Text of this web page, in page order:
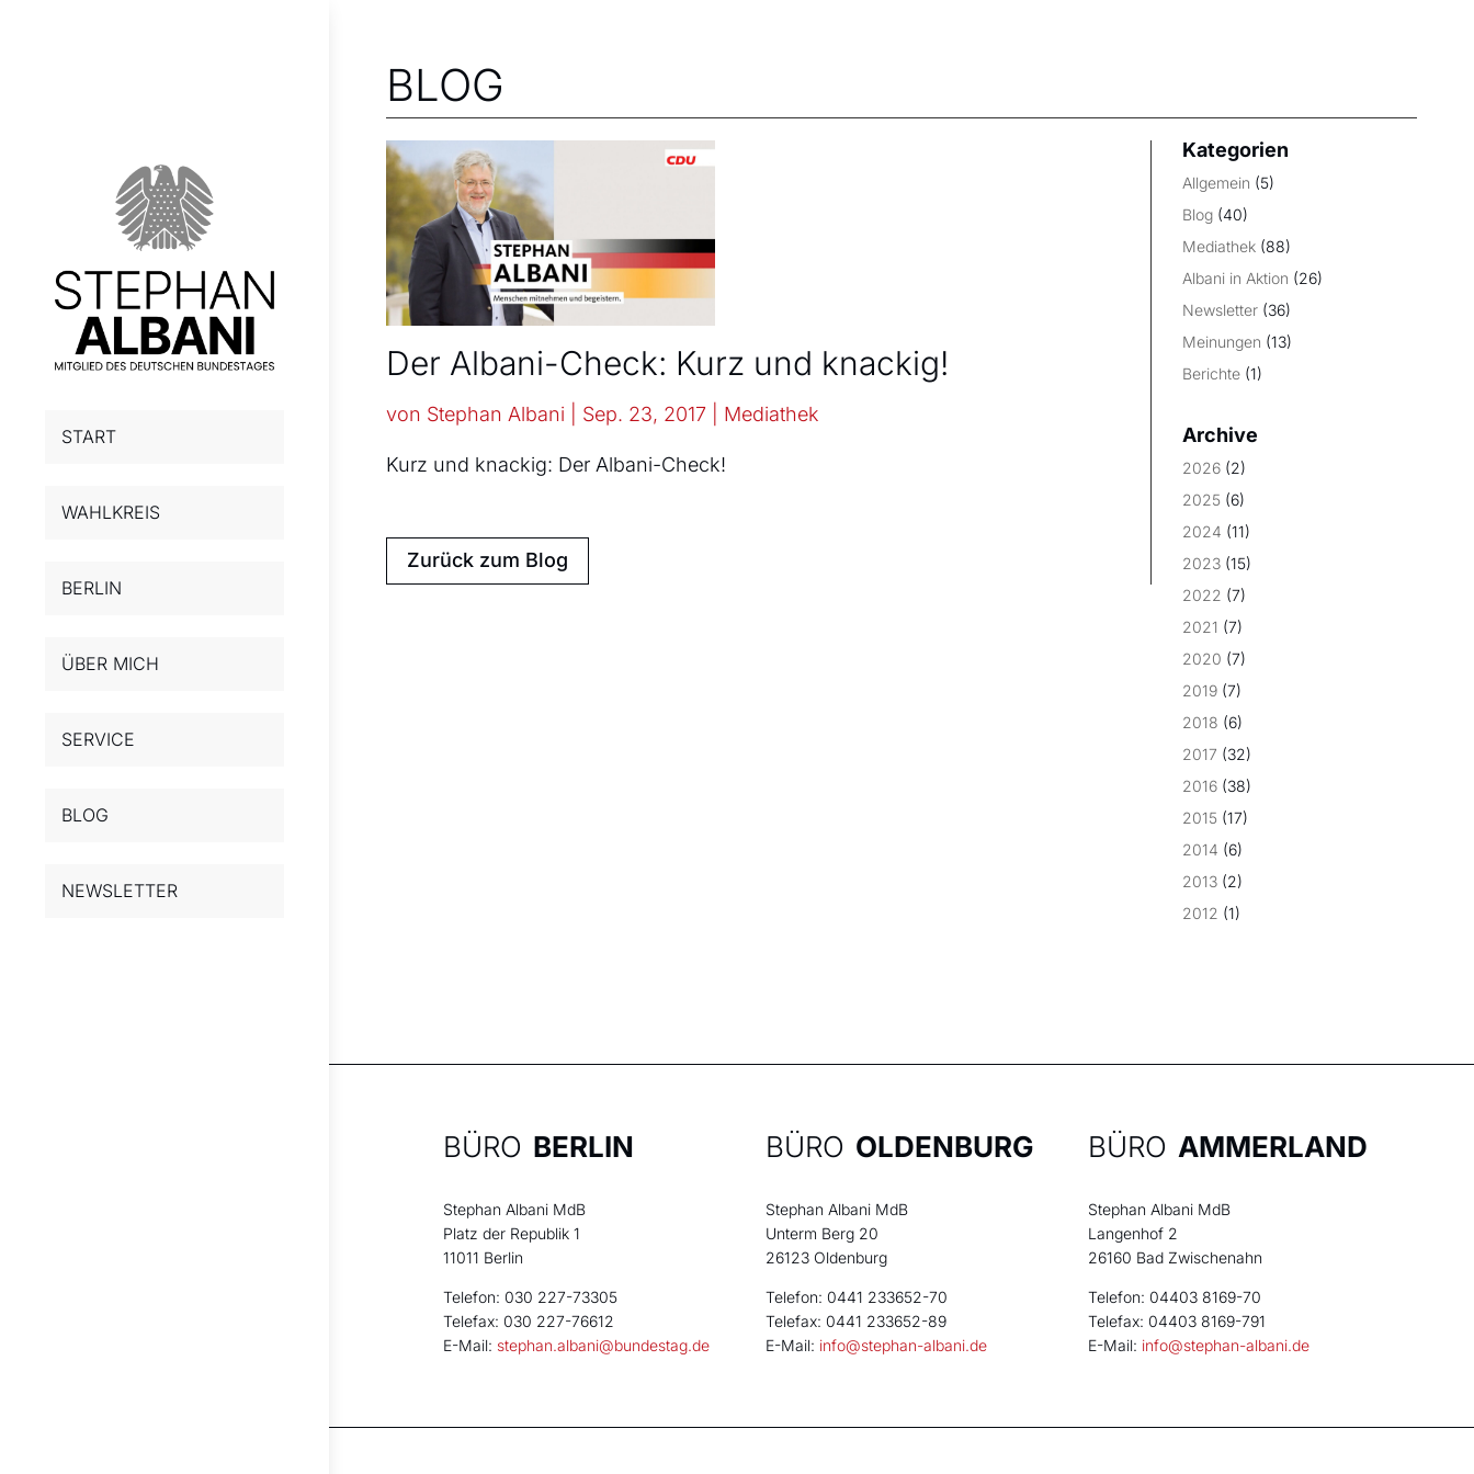
START
WAHLKREIS
BERLIN
ÜBER MICH
SERVICE
BLOG
NEWSLETTER
BLOG
Der Albani-Check: Kurz und knackig!
von Stephan Albani Sep. 23, 2017 Mediathek
Kurz und knackig: Der Albani-Check!
Zurück zum Blog
Kategorien
Allgemein (5)
Blog (40)
Mediathek (88)
Albani in Aktion (26)
Newsletter (36)
Meinungen (13)
Berichte (1)
Archive
2026 (2)
2025 (6)
2024 (11)
2023 (15)
2022 (7)
2021 (7)
2020 (7)
2019 (7)
2018 (6)
2017 (32)
2016 (38)
2015 (17)
2014 (6)
2013 (2)
2012 (1)
BÜRO BERLIN
Stephan Albani MdB
Platz der Republik 1
11011 Berlin
Telefon: 030 227-73305
Telefax: 030 227-76612
E-Mail: stephan.albani@bundestag.de
BÜRO OLDENBURG
Stephan Albani MdB
Unterm Berg 20
26123 Oldenburg
Telefon: 0441 233652-70
Telefax: 0441 233652-89
E-Mail: info@stephan-albani.de
BÜRO AMMERLAND
Stephan Albani MdB
Langenhof 2
26160 Bad Zwischenahn
Telefon: 04403 8169-70
Telefax: 04403 8169-791
E-Mail: info@stephan-albani.de